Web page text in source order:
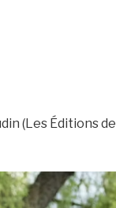
(Les Éditions de